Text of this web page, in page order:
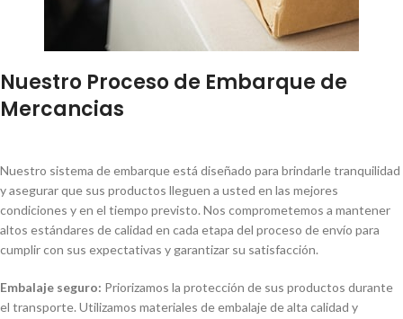
Nuestro Proceso de Embarque de
Mercancias
Nuestro sistema de embarque está diseñado para brindarle tranquilidad
y asegurar que sus productos lleguen a usted en las mejores
condiciones y en el tiempo previsto. Nos comprometemos a mantener
altos estándares de calidad en cada etapa del proceso de envío para
cumplir con sus expectativas y garantizar su satisfacción.
Embalaje seguro: Priorizamos la protección de sus productos durante
el transporte. Utilizamos materiales de embalaje de alta calidad y